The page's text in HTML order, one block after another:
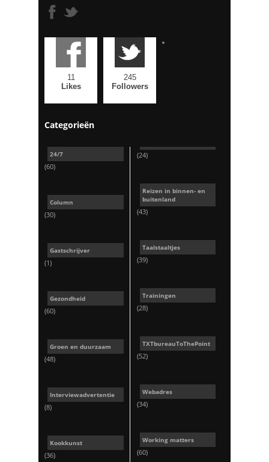
11
Likes
245
Followers
Categorieën
24/7
(60)
Column
(30)
Gastschrijver
(1)
Gezondheid
(60)
Groen en duurzaam
(48)
Interviewadvertentie
(8)
Kookkunst
(36)
(24)
Reizen in binnen- en
buitenland
(43)
Taalstaaltjes
(39)
Trainingen
(28)
TXTbureauToThePoint
(52)
Webadres
(34)
Working matters
(60)